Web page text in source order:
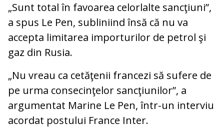
„Sunt total în favoarea celorlalte sancţiuni”,
a spus Le Pen, subliniind însă că nu va
accepta limitarea importurilor de petrol şi
gaz din Rusia.
„Nu vreau ca cetăţenii francezi să sufere de
pe urma consecinţelor sancţiunilor”, a
argumentat Marine Le Pen, într-un interviu
acordat postului France Inter.